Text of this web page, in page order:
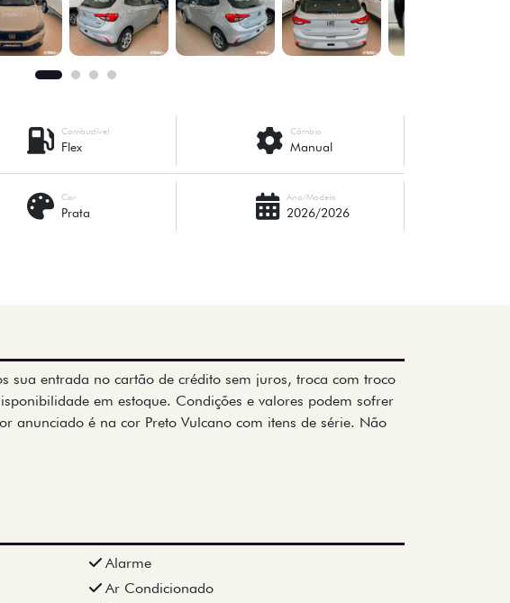
Câmbio
Manual
Combustível
Flex
Ano/Modelo
2026/2026
Cor
Prata
sua entrada no cartão de crédito sem juros, troca com troco
em estoque. Condições e valores podem sofrer
anunciado é na cor Preto Vulcano com itens de série. Não
Alarme
Ar Condicionado